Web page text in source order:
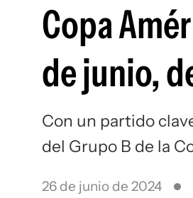
Copa
de junio,
Con un partido
del Grupo B de la
26 de junio de 2024